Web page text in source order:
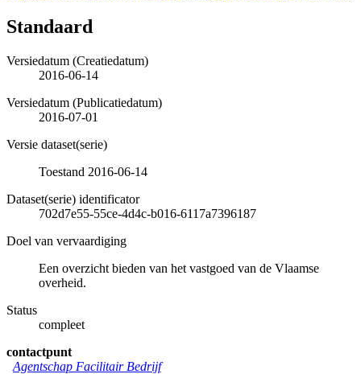
Standaard
Versiedatum (Creatiedatum)
2016-06-14
Versiedatum (Publicatiedatum)
2016-07-01
Versie dataset(serie)
Toestand 2016-06-14
Dataset(serie) identificator
702d7e55-55ce-4d4c-b016-6117a7396187
Doel van vervaardiging
Een overzicht bieden van het vastgoed van de Vlaamse
overheid.
Status
compleet
contactpunt
Agentschap Facilitair Bedrijf